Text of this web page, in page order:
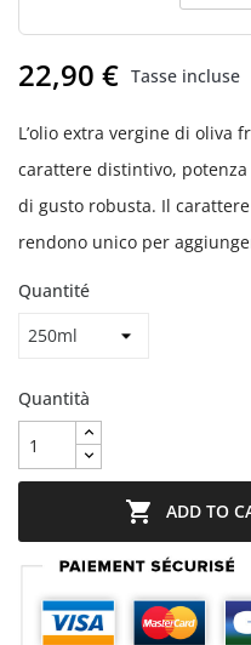
22,90 € Tasse incluse
L’olio extra vergine di oliva
carattere distintivo,
di gusto robusta. Il
rendono unico per
Quantité
Quantità
 ADD TO